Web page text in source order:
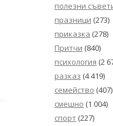
полезни
празници (273)
приказка (278)
Притчи (840)
психология (2
разказ (4 419)
семейство (407)
смешно (1 004)
спорт (227)